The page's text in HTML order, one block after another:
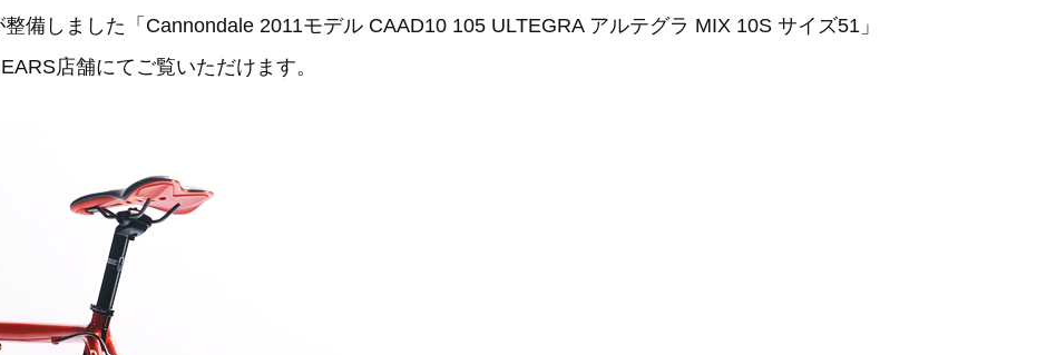
備しました「Cannondale 2011モデル CAAD10 105 ULTEGRA アルテグラ MIX 10S サイズ51」
店舗にてご覧いただけます。